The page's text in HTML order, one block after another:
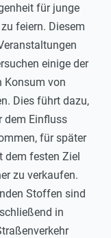
für junge
feiern. Diesem
einige der
Konsum von
Dies führt dazu,
dem Einfluss
für später
dem festen Ziel
zu verkaufen.
Stoffen sind
in